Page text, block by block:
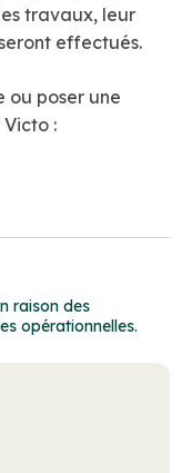
travaux, leur
effectués.
ou poser une
:
raison des
opérationnelles.